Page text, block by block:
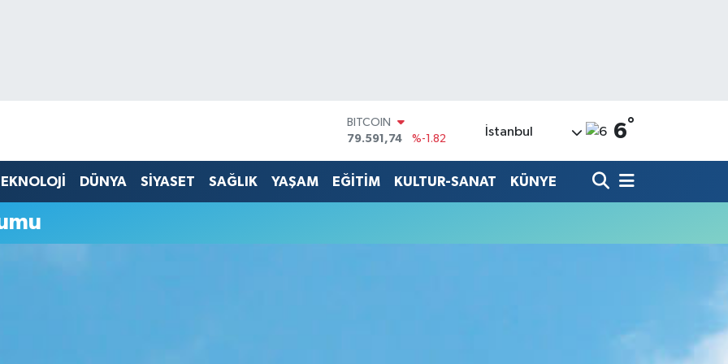
BITCOIN
79.591,74
%-1.82
45,43620
EURO
53,38690
%0.19
İstanbul 6°
DÜNYA SİYASET SAĞLIK YAŞAM EĞİTİM KULTUR-SANAT KÜNYE